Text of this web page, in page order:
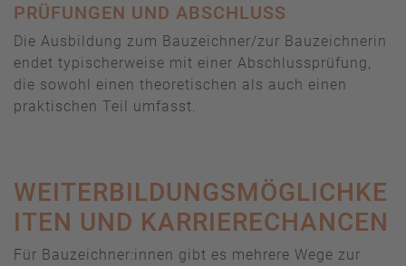
PRÜFUNGEN UND ABSCHLUSS
Die Ausbildung zum Bauzeichner/zur Bauzeichnerin
endet typischerweise mit einer Abschlussprüfung,
die sowohl einen theoretischen als auch einen
praktischen Teil umfasst.
WEITERBILDUNGSMÖGLICHKE
ITEN UND KARRIERECHANCEN
Für Bauzeichner:innen gibt es mehrere Wege zur